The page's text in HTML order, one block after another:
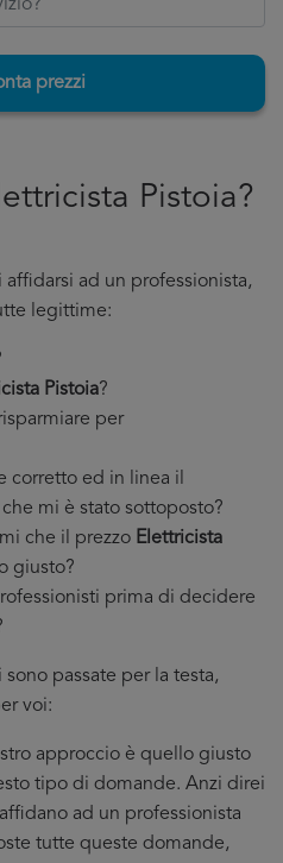
prezzi
Pistoia?
ad un professionista,
legittime:
Pistoia?
per
corretto ed in linea il
che mi è stato sottoposto?
che il prezzo Elettricista
giusto?
prima di decidere
passate per la testa,
voi:
approccio è quello giusto
tipo di domande. Anzi direi
ad un professionista
tutte queste domande,